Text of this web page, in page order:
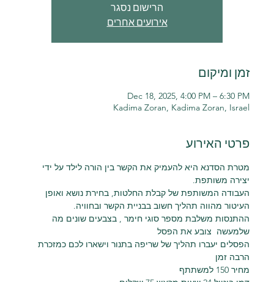
הרישום נסגר
אירועים אחרים
זמן ומיקום
Dec 18, 2025, 4:00 PM – 6:30 PM
Kadima Zoran, Kadima Zoran, Israel
פרטי האירוע
מטרת הסדנא היא להעמיק את הקשר בין הורה לילד על ידי
יצירה משותפת.
העבודה המשותפת של קבלת החלטות, בחירת נושא ואופן
העיטור מהווה תהליך חשוב בבניית הקשר ובחוויה.
ההתנסות משלבת מספר סוגי חימר , בצבעים שונים מה
שלמעשה  צובע את הפסל
הפסלים יעברו תהליך של שריפה בתנור וישארו לכם כמזכרת
הרבה זמן
מחיר 150 למשתתף